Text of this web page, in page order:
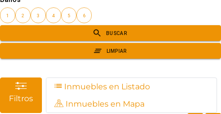
Filtros
Inmuebles en Listado
Inmuebles en Mapa